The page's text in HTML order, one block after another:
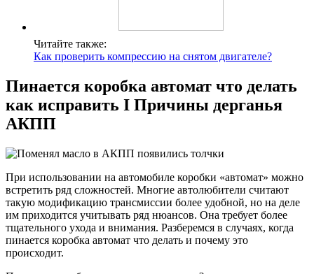
Читайте также:
Как проверить компрессию на снятом двигателе?
Пинается коробка автомат что делать
как исправить I Причины дерганья
АКПП
При использовании на автомобиле коробки «автомат» можно
встретить ряд сложностей. Многие автолюбители считают
такую модификацию трансмиссии более удобной, но на деле
им приходится учитывать ряд нюансов. Она требует более
тщательного ухода и внимания. Разберемся в случаях, когда
пинается коробка автомат что делать и почему это
происходит.